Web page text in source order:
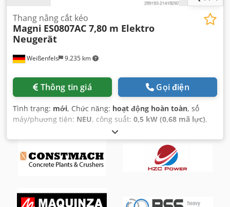
Weißenfels 9.235 km
Thang nâng cắt kéo
Magni ES0807AC 7,80 m Elektro
Neugerät
Thông tin giá Gọi điện
Tình trạng: mới, Chức năng: hoạt động hoàn toàn, số
máy/phương tiện: NEU, công suất: 0,5 kW (0,68 mã lực),
, chiều cao nâng:
1.670 mm, chiều rộng sàn công tác:740 mm, trọng lượng
tổng cộng:1.630 kg, chiều dài vận chuyển: 1.860 mm
chiều rộng vận chuyển:760 mm
, chiều cao vận chuyển:
, kích thước lốp xe: